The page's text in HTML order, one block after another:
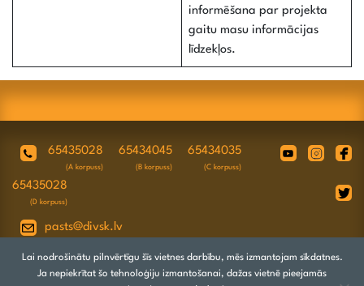
informēšana par projekta
gaitu masu informācijas
līdzekļos.
65435028
(A korpuss)
65434045
(B korpuss)
65434035
(C korpuss)
65435028
(D korpuss)
pasts@divsk.lv
Juridiskā adrese: Daugavpils, Valkas ielā
4A, LV-5417
Lai nodrošinātu pilnvērtīgu šīs vietnes darbību, mēs izmantojam sīkdatnes.
Ja nepiekrītat šo tehnoloģiju izmantošanai, dažas vietnē pieejamās